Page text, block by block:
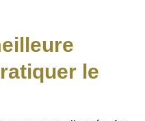
le